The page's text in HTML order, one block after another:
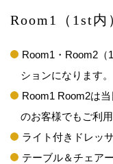
Room1（1st内
Room1・Room2（
ションになります。
Room1 Room2は
のお客様でもご利
ライト付きドレッ
テーブル＆チェアー